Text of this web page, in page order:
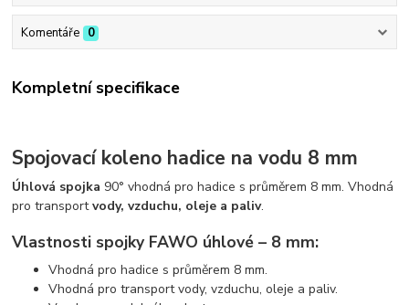
Komentáře 0
Kompletní specifikace
Spojovací koleno hadice na vodu 8 mm
Úhlová spojka 90° vhodná pro hadice s průměrem 8 mm. Vhodná
pro transportvody, vzduchu, oleje a paliv.
Vlastnosti spojky FAWO úhlové – 8 mm:
Vhodná pro hadice s průměrem 8 mm.
Vhodná pro transport vody, vzduchu, oleje a paliv.